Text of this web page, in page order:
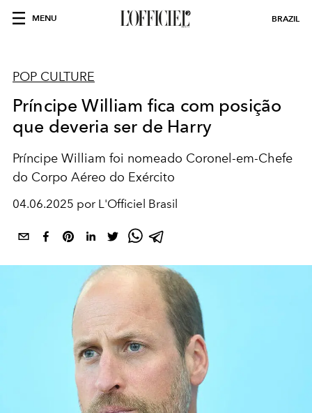
MENU BRAZIL
POP CULTURE
Príncipe William fica com posição
que deveria ser de Harry
Príncipe William foi nomeado Coronel-em-Chefe
do Corpo Aéreo do Exército
04.06.2025 por L'Officiel Brasil